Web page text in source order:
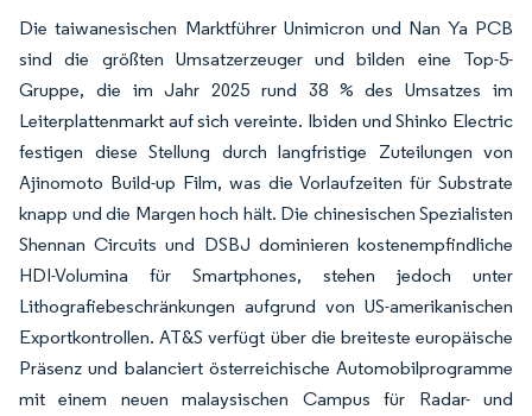
Die taiwanesischen Marktführer Unimicron und Nan Ya PCB
sind die größten Umsatzerzeuger und bilden eine Top-5-
Gruppe, die im Jahr 2025 rund 38 % des Umsatzes im
Leiterplattenmarkt auf sich vereinte. Ibiden und Shinko Electric
festigen diese Stellung durch langfristige Zuteilungen von
Ajinomoto Build-up Film, was die Vorlaufzeiten für Substrate
knapp und die Margen hoch hält. Die chinesischen Spezialisten
Shennan Circuits und DSBJ dominieren kostenempfindliche
HDI-Volumina für Smartphones, stehen jedoch unter
Lithografiebeschränkungen aufgrund von US-amerikanischen
Exportkontrollen. AT&S verfügt über die breiteste europäische
Präsenz und balanciert österreichische Automobilprogramme
mit einem neuen malaysischen Campus für Radar- und